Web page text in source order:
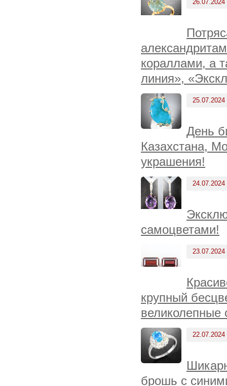
26.07.2024
кораллами, а
линия»,
25.07.2024
День
Казахстана,
украшения!
24.07.2024
самоцветами!
23.07.2024
крупный
великолепные
22.07.2024
брошь с